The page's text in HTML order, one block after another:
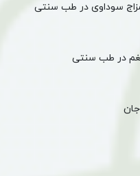
سوداوی در طب سنتی
در طب سنتی